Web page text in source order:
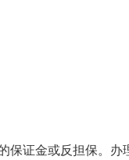
保证金或反担保。办